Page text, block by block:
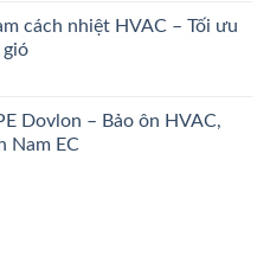
cách nhiệt HVAC – Tối ưu
gió
Dovlon – Bảo ôn HVAC,
Nam EC